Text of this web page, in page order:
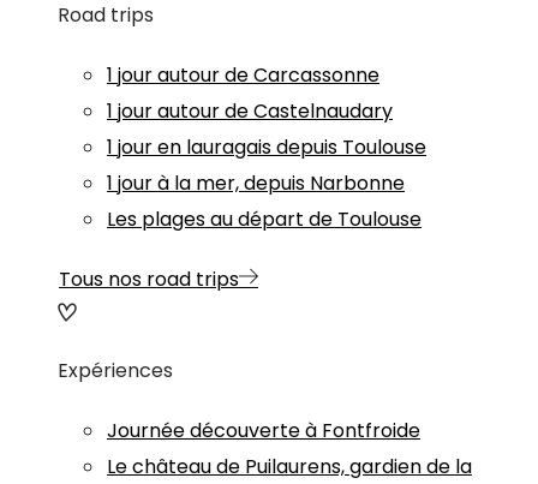
Road trips
1 jour autour de Carcassonne
1 jour autour de Castelnaudary
1 jour en lauragais depuis Toulouse
1 jour à la mer, depuis Narbonne
Les plages au départ de Toulouse
Tous nos road trips
Expériences
Journée découverte à Fontfroide
Le château de Puilaurens, gardien de la